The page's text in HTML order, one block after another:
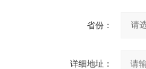
省份：
详细地址：